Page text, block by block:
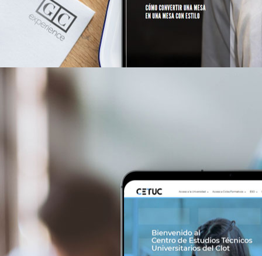
gcexperience.es/a>